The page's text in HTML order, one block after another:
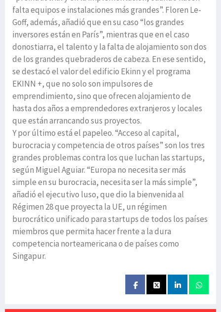
falta equipos e instalaciones más grandes”. Floren Le-
Goff, además, añadió que en su caso “los grandes
inversores están en París”, mientras que en el caso
donostiarra, el talento y la falta de alojamiento son dos
de los grandes quebraderos de cabeza. En ese sentido,
se destacó el valor del edificio Ekinn y el programa
EKINN +, que no solo son impulsores de
emprendimiento, sino que ofrecen alojamiento de
hasta dos años a emprendedores extranjeros y locales
que están arrancando sus proyectos.
Y por último está el papeleo. “Acceso al capital,
burocracia y competencia de otros países” son los tres
grandes problemas contra los que luchan las startups,
según Miguel Aguiar. “Europa no necesita ser más
simple en su burocracia, necesita ser la más simple”,
añadió el ejecutivo luso, que dio la bienvenida al
Régimen 28 que proyecta la UE, un régimen
burocrático unificado para startups de todos los países
miembros que permita hacer frente a la dura
competencia norteamericana o de países como
Singapur.